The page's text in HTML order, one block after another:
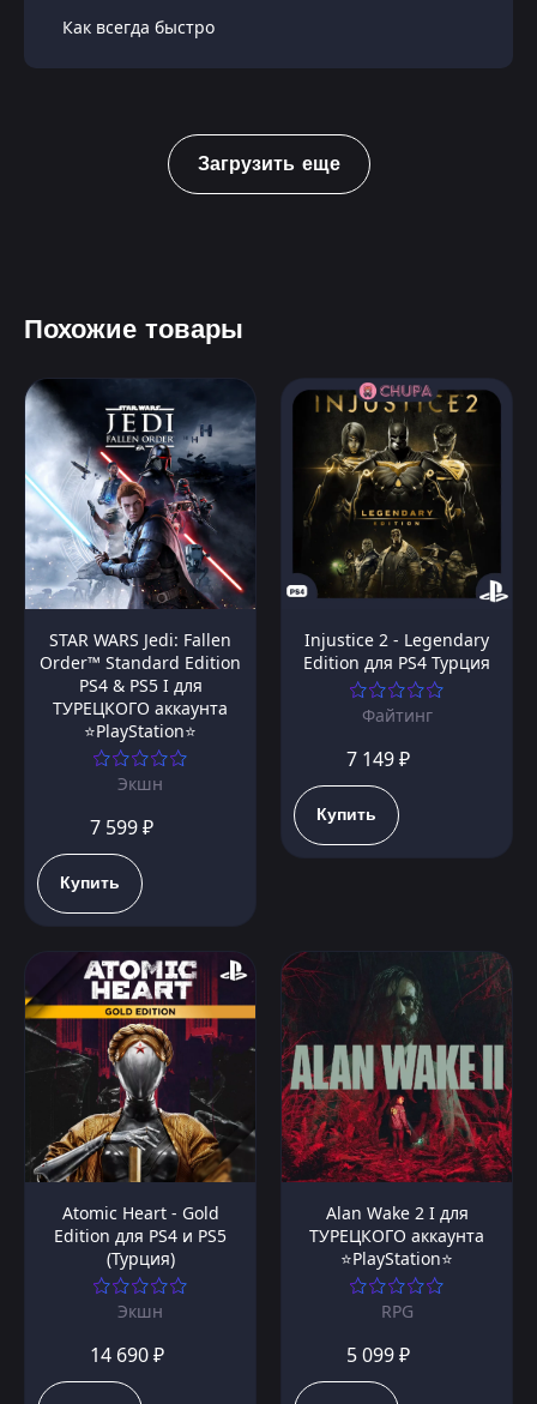
Как всегда быстро
Загрузить еще
Похожие товары
STAR WARS Jedi: Fallen
Order™ Standard Edition
PS4 & PS5 I для
ТУРЕЦКОГО аккаунта
⭐PlayStation⭐
Экшн
7 599 ₽
Купить
Injustice 2 - Legendary
Edition для PS4 Турция
Файтинг
7 149 ₽
Купить
Atomic Heart - Gold
Edition для PS4 и PS5
(Турция)
Экшн
14 690 ₽
Alan Wake 2 I для
ТУРЕЦКОГО аккаунта
⭐PlayStation⭐
RPG
5 099 ₽